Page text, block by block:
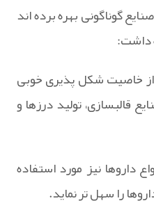
گوناگونی بهره برده اند
داشت:
از خاصیت شکل پذیری خوبی
قالبسازی، تولید درزها و
داروها نیز مورد استفاده
را سهل تر نماید.